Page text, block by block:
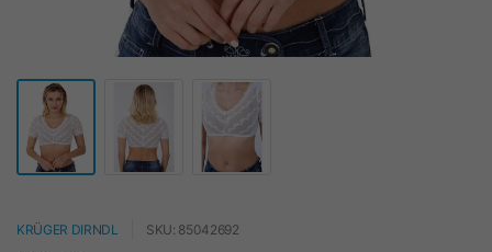
KRÜGER DIRNDL SKU: 85042692